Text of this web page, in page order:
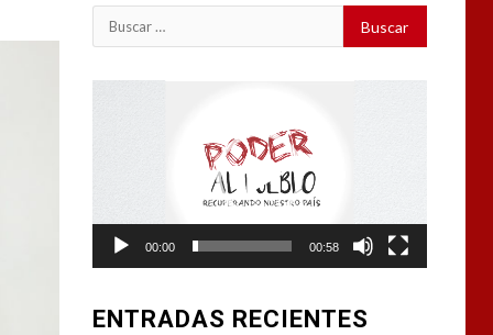
Buscar:
00:00 00:58
ENTRADAS RECIENTES